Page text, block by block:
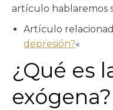
artículo hablaremos
Artículo
depresión?«
¿Qué es
exógena?